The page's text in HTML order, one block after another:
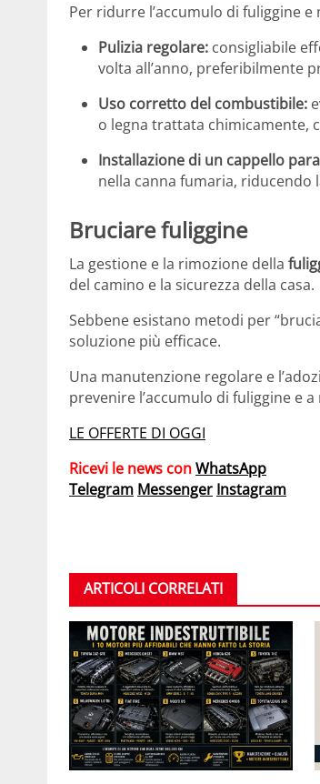
Per ridurre l’accumulo di fuliggine
Pulizia regolare: consigliabile
volta all’anno, preferibilmente
Uso corretto del combustibile:
o legna trattata chimicamente,
Installazione di un cappello
nella canna fumaria, riducendo
Bruciare fuliggine
La gestione e la rimozione della
del camino e la sicurezza della casa.
Sebbene esistano metodi per
soluzione più efficace.
Una manutenzione regolare e
prevenire l’accumulo di fuliggine e
LE OFFERTE DI OGGI
Ricevi le news conWhatsApp
Telegram Messenger Instagram
ARTICOLI CORRELATI